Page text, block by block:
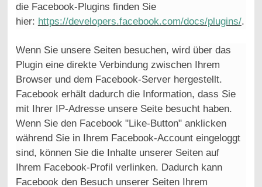
die Facebook-Plugins finden Sie
hier: https://developers.facebook.com/docs/plugins/.
Wenn Sie unsere Seiten besuchen, wird über das
Plugin eine direkte Verbindung zwischen Ihrem
Browser und dem Facebook-Server hergestellt.
Facebook erhält dadurch die Information, dass Sie
mit Ihrer IP-Adresse unsere Seite besucht haben.
Wenn Sie den Facebook "Like-Button" anklicken
während Sie in Ihrem Facebook-Account eingeloggt
sind, können Sie die Inhalte unserer Seiten auf
Ihrem Facebook-Profil verlinken. Dadurch kann
Facebook den Besuch unserer Seiten Ihrem